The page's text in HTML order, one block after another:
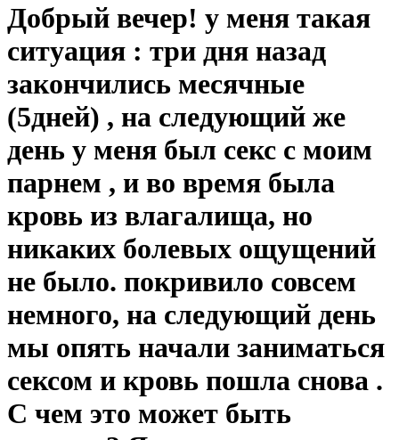
Добрый вечер! у меня такая
ситуация : три дня назад
закончились месячные
(5дней) , на следующий же
день у меня был секс с моим
парнем , и во время была
кровь из влагалища, но
никаких болевых ощущений
не было. покривило совсем
немного, на следующий день
мы опять начали заниматься
сексом и кровь пошла снова .
С чем это может быть